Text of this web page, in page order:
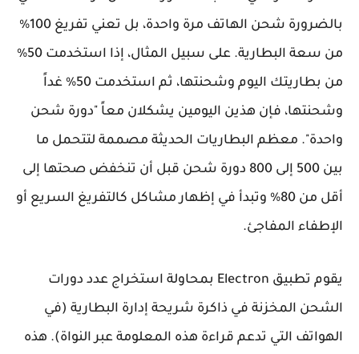
بالضرورة شحن الهاتف مرة واحدة، بل تعني تفريغ 100%
من سعة البطارية. على سبيل المثال، إذا استخدمت 50%
من بطاريتك اليوم وشحنتها، ثم استخدمت 50% غداً
وشحنتها، فإن هذين اليومين يشكلان معاً "دورة شحن
واحدة". معظم البطاريات الحديثة مصممة لتتحمل ما
بين 500 إلى 800 دورة شحن قبل أن تنخفض صحتها إلى
أقل من 80% وتبدأ في إظهار مشاكل كالتفريغ السريع أو
الإطفاء المفاجئ.
يقوم تطبيق Electron بمحاولة استخراج عدد دورات
الشحن المخزنة في ذاكرة شريحة إدارة البطارية (في
الهواتف التي تدعم قراءة هذه المعلومة عبر النواة). هذه